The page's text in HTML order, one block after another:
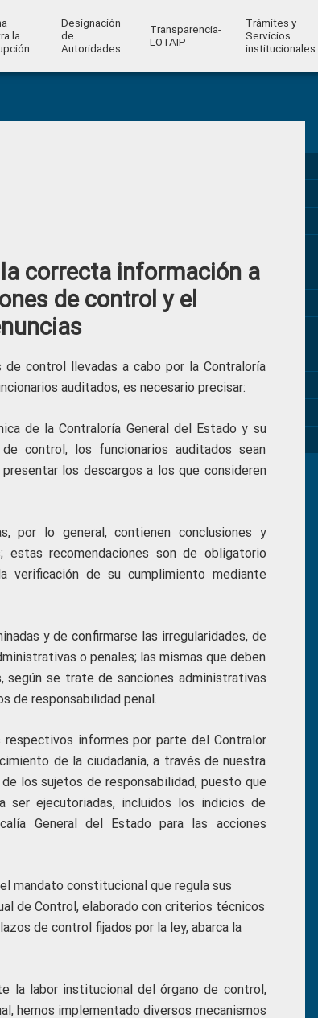
la
Designación
de
Autoridades
Transparencia-
LOTAIP
Trámites y
Servicios
institucionales
correcta información a
de control y el
control llevadas a cabo por la Contraloría
auditados, es necesario precisar:
de la Contraloría General del Estado y su
control, los funcionarios auditados sean
los descargos a los que consideren
por lo general, contienen conclusiones y
estas recomendaciones son de obligatorio
de su cumplimiento mediante
y de confirmarse las irregularidades, de
o penales; las mismas que deben
se trate de sanciones administrativas
de responsabilidad penal.
informes por parte del Contralor
de la ciudadanía, a través de nuestra
los sujetos de responsabilidad, puesto que
ser ejecutoriadas, incluidos los indicios de
General del Estado para las acciones
mandato constitucional que regula sus
de Control, elaborado con criterios técnicos
de control fijados por la ley, abarca la
la labor institucional del órgano de control,
hemos implementado diversos mecanismos